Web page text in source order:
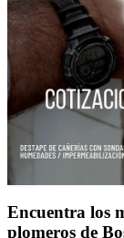
Encuentra los
plomeros de